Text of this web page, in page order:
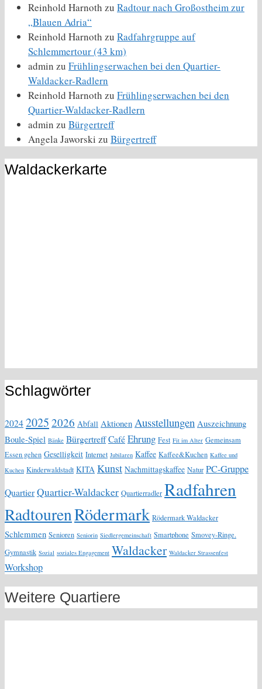
Reinhold Harnoth zu Radtour nach Großostheim zur
„Blauen Adria“
Reinhold Harnoth zu Radfahrgruppe auf
Schlemmertour (43 km)
admin zu Frühlingserwachen bei den Quartier-
Waldacker-Radlern
Reinhold Harnoth zu Frühlingserwachen bei den
Quartier-Waldacker-Radlern
admin zu Bürgertreff
Angela Jaworski zu Bürgertreff
Waldackerkarte
Schlagwörter
20242025 2026 Abfall Aktionen Ausstellungen Auszeichnung
Boule-Spiel Bänke BürgertreffCaféEhrung Fest Fit im Alter Gemeinsam
Essen gehen Geselligkeit Internet Jubilaren Kaffee Kaffee&Kuchen Kaffee und
Kuchen Kinderwaldstadt KITA Kunst Nachmittagskaffee Natur PC-Gruppe
QuartierQuartier-Waldacker Quartierradler Radfahren
RadtourenRödermark Rödermark Waldacker
Schlemmen Senioren Seniorin Siedlergemeinschaft Smartphone Smovey-Ringe.
Gymnastik Sozial soziales Engagement Waldacker Waldacker Strassenfest
Workshop
Weitere Quartiere